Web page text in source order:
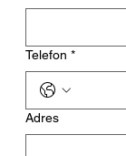
Telefon *
Adres